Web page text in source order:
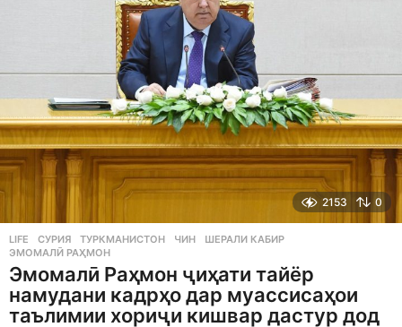
2153 0
LIFE СУРИЯ ,ТУРКМАНИСТОН ,ЧИН ,ШЕРАЛИ КАБИР
ЭМОМАЛӢ РАҲМОН
Эмомалӣ Раҳмон ҷиҳати тайёр
намудани кадрҳо дар муассисаҳои
таълимии хориҷи кишвар дастур дод